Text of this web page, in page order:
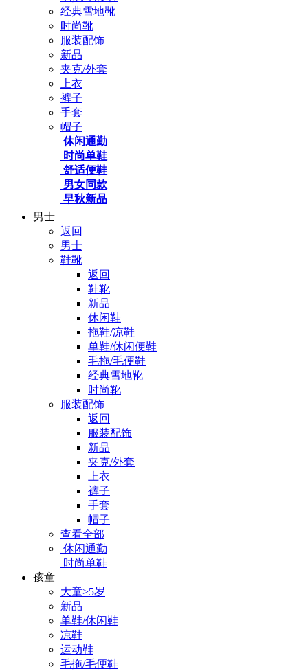
经典雪地靴
时尚靴
服装配饰
新品
夹克/外套
上衣
裤子
手套
帽子
休闲通勤
时尚单鞋
舒适便鞋
男女同款
早秋新品
男士
返回
男士
鞋靴
返回
鞋靴
新品
休闲鞋
拖鞋/凉鞋
单鞋/休闲便鞋
毛拖/毛便鞋
经典雪地靴
时尚靴
服装配饰
返回
服装配饰
新品
夹克/外套
上衣
裤子
手套
帽子
查看全部
休闲通勤
时尚单鞋
孩童
大童>5岁
新品
单鞋/休闲鞋
凉鞋
运动鞋
毛拖/毛便鞋